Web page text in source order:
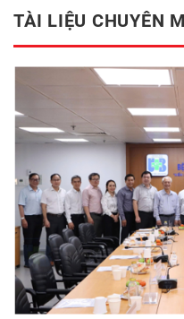
TÀI LIỆU CHUYÊN